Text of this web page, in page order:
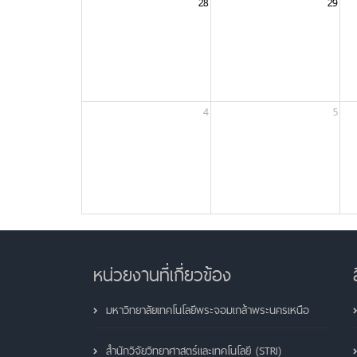
4 5
หน่วยงานที่เกี่ยวข้อง
มหาวิทยาลัยเทคโนโลยีพระจอมเกล้าพระนครเหนือ
สำนักวิจัยวิทยาศาสตร์และเทคโนโลยี (STRI)